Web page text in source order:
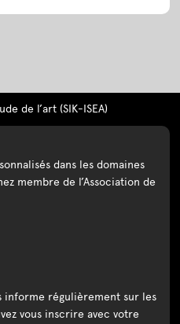
de l’art (SIK-ISEA)
dans les domaines
membre de l’Association de
informe régulièrement sur les
vous inscrire avec votre